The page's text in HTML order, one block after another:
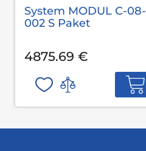
System MODUL С-08-
002 S Paket
4875.69 €